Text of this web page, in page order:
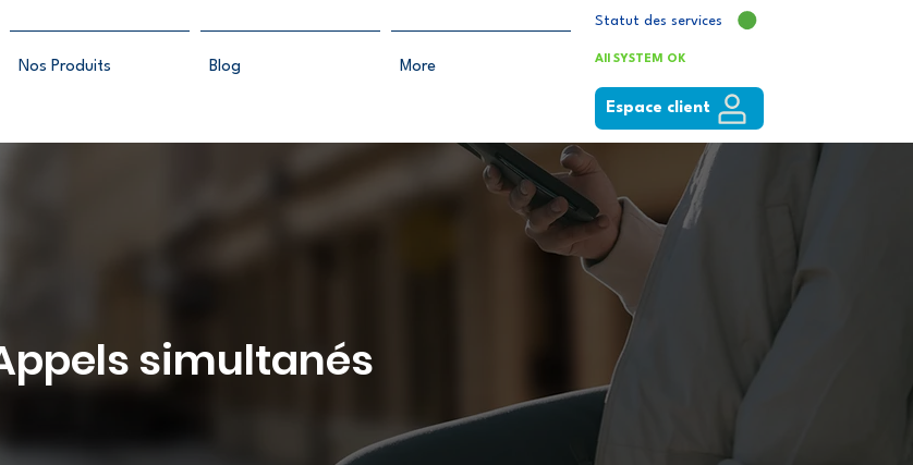
Nos Produits Blog More
Statut des services
All SYSTEM OK
Espace client
simultanés